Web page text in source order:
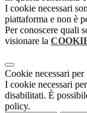
I cookie necessari
piattaforma e non è
Per conoscere quali
visionare la
Cookie necessari
I cookie necessari
disabilitati. È
policy.